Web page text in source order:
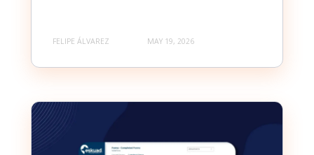
FELIPE ÁLVAREZ MAY 19, 2026